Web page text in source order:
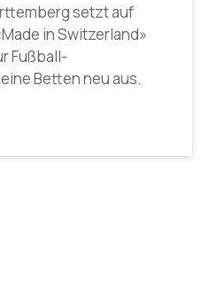
setzt auf
in Switzerland»
Fußball-
Betten neu aus.